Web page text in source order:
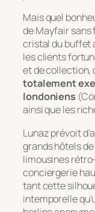
Mais quel
de Mayfair sans
cristal du buffet
les clients
et de collection,
totalement
londoniens
ainsi que les
Lunaz prévoit
grands hôtels
limousines
conciergerie
tant cette
intemporelle